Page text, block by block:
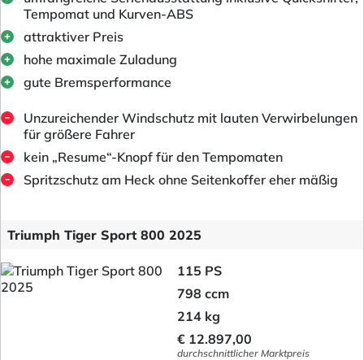
Tempomat und Kurven-ABS
attraktiver Preis
hohe maximale Zuladung
gute Bremsperformance
Unzureichender Windschutz mit lauten Verwirbelungen
für größere Fahrer
kein „Resume“-Knopf für den Tempomaten
Spritzschutz am Heck ohne Seitenkoffer eher mäßig
Triumph Tiger Sport 800 2025
115 PS
798 ccm
214 kg
€ 12.897,00
durchschnittlicher Marktpreis